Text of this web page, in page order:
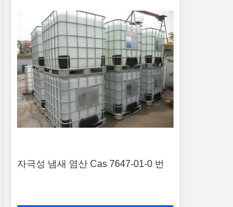
자극성 냄새 염산 Cas 7647-01-0 번